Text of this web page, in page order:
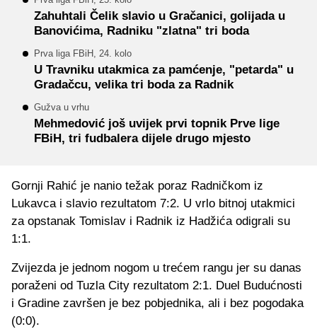
Zahuhtali Čelik slavio u Gračanici, golijada u
Banovićima, Radniku "zlatna" tri boda
Prva liga FBiH, 24. kolo
U Travniku utakmica za pamćenje, "petarda" u
Gradačcu, velika tri boda za Radnik
Gužva u vrhu
Mehmedović još uvijek prvi topnik Prve lige
FBiH, tri fudbalera dijele drugo mjesto
Gornji Rahić je nanio težak poraz Radničkom iz
Lukavca i slavio rezultatom 7:2. U vrlo bitnoj utakmici
za opstanak Tomislav i Radnik iz Hadžića odigrali su
1:1.
Zvijezda je jednom nogom u trećem rangu jer su danas
poraženi od Tuzla City rezultatom 2:1. Duel Budućnosti
i Gradine završen je bez pobjednika, ali i bez pogodaka
(0:0).